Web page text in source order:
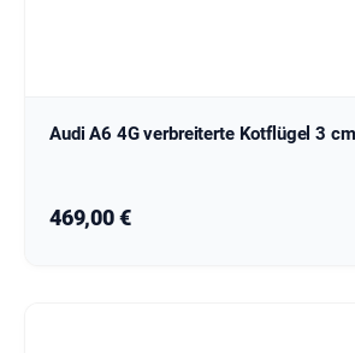
Audi A6 4G verbreiterte Kotflügel 3
Regulärer Preis:
469,00 €